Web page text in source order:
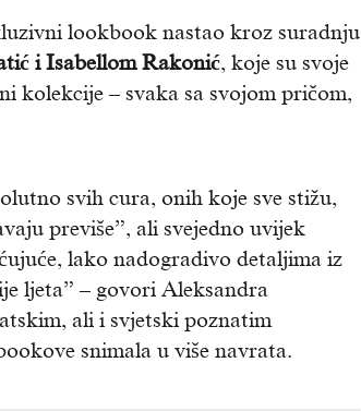
lookbook nastao kroz suradnju
i Isabellom Rakonić, koje su svoje
kolekcije – svaka sa svojom pričom,
svih cura, onih koje sve stižu,
previše”, ali svejedno uvijek
lako nadogradivo detaljima iz
ljeta” – govori Aleksandra
ali i svjetski poznatim
snimala u više navrata.